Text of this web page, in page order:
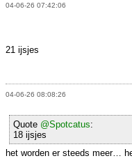
04-06-26 07:42:06
21 ijsjes
04-06-26 08:08:26
Quote @Spotcatus:
18 ijsjes
het worden er steeds meer…